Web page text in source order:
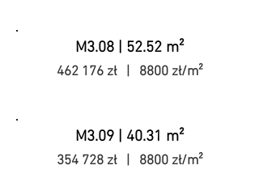
M3.08 | 52.52 m²
462 176 zł | 8800 zł/m²
M3.09 | 40.31 m²
354 728 zł | 8800 zł/m²